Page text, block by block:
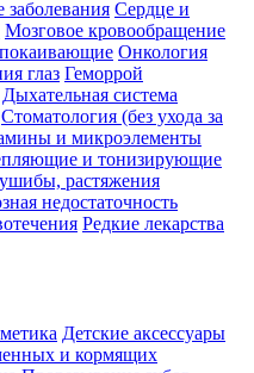
Сердце и
Мозговое кровообращение
Онкология
глаз Геморрой
Дыхательная система
Стоматология (без ухода за
и микроэлементы
и тонизирующие
растяжения
недостаточность
Редкие лекарства
Детские аксессуары
и кормящих